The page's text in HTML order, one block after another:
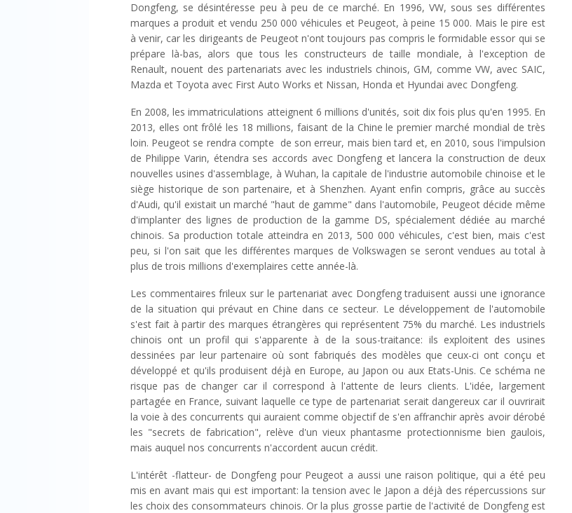
Dongfeng, se désintéresse peu à peu de ce marché. En 1996, VW, sous ses différentes
marques a produit et vendu 250 000 véhicules et Peugeot, à peine 15 000. Mais le pire est
à venir, car les dirigeants de Peugeot n'ont toujours pas compris le formidable essor qui se
prépare là-bas, alors que tous les constructeurs de taille mondiale, à l'exception de
Renault, nouent des partenariats avec les industriels chinois, GM, comme VW, avec SAIC,
Mazda et Toyota avec First Auto Works et Nissan, Honda et Hyundai avec Dongfeng.
En 2008, les immatriculations atteignent 6 millions d'unités, soit dix fois plus qu'en 1995. En
2013, elles ont frôlé les 18 millions, faisant de la Chine le premier marché mondial de très
loin. Peugeot se rendra compte de son erreur, mais bien tard et, en 2010, sous l'impulsion
de Philippe Varin, étendra ses accords avec Dongfeng et lancera la construction de deux
nouvelles usines d'assemblage, à Wuhan, la capitale de l'industrie automobile chinoise et le
siège historique de son partenaire, et à Shenzhen. Ayant enfin compris, grâce au succès
d'Audi, qu'il existait un marché "haut de gamme" dans l'automobile, Peugeot décide même
d'implanter des lignes de production de la gamme DS, spécialement dédiée au marché
chinois. Sa production totale atteindra en 2013, 500 000 véhicules, c'est bien, mais c'est
peu, si l'on sait que les différentes marques de Volkswagen se seront vendues au total à
plus de trois millions d'exemplaires cette année-là.
Les commentaires frileux sur le partenariat avec Dongfeng traduisent aussi une ignorance
de la situation qui prévaut en Chine dans ce secteur. Le développement de l'automobile
s'est fait à partir des marques étrangères qui représentent 75% du marché. Les industriels
chinois ont un profil qui s'apparente à de la sous-traitance: ils exploitent des usines
dessinées par leur partenaire où sont fabriqués des modèles que ceux-ci ont conçu et
développé et qu'ils produisent déjà en Europe, au Japon ou aux Etats-Unis. Ce schéma ne
risque pas de changer car il correspond à l'attente de leurs clients. L'idée, largement
partagée en France, suivant laquelle ce type de partenariat serait dangereux car il ouvrirait
la voie à des concurrents qui auraient comme objectif de s'en affranchir après avoir dérobé
les "secrets de fabrication", relève d'un vieux phantasme protectionnisme bien gaulois,
mais auquel nos concurrents n'accordent aucun crédit.
L'intérêt -flatteur- de Dongfeng pour Peugeot a aussi une raison politique, qui a été peu
mis en avant mais qui est important: la tension avec le Japon a déjà des répercussions sur
les choix des consommateurs chinois. Or la plus grosse partie de l'activité de Dongfeng est